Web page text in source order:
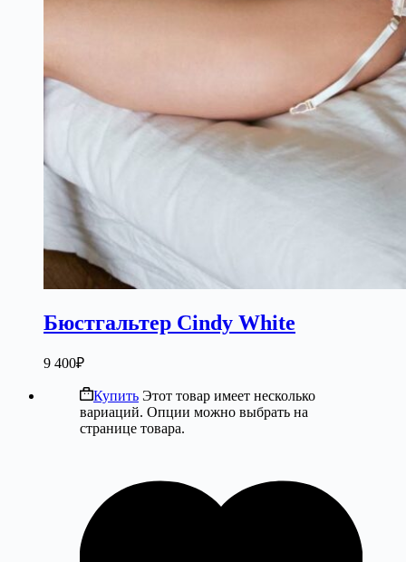
Бюстгальтер Cindy White
9 400₽
Купить Этот товар имеет несколько
вариаций. Опции можно выбрать на
странице товара.